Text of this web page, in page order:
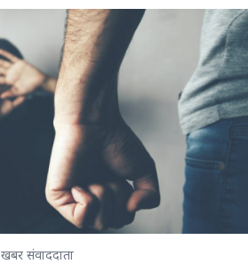
खबर संवाददाता